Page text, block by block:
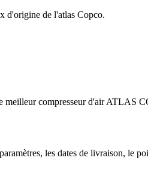
d'origine de l'atlas Copco.
meilleur compresseur d'air ATLAS
les dates de livraison, le